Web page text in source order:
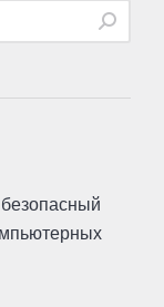
безопасный